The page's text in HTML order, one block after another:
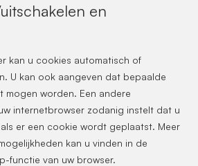
en
kan u cookies automatisch of
U kan ook aangeven dat bepaalde
mogen worden. Een andere
internetbrowser zodanig instelt dat u
er een cookie wordt geplaatst. Meer
kan u vinden in de
functie van uw browser.